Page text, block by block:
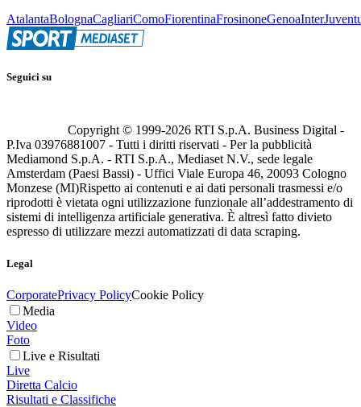
AtalantaBolognaCagliariComoFiorentinaFrosinoneGenoaInter
Seguici su
Copyright © 1999-2026 RTI S.p.A. Business Digital -
P.Iva 03976881007 - Tutti i diritti riservati - Per la pubblicità
Mediamond S.p.A. - RTI S.p.A., Mediaset N.V., sede legale
Amsterdam (Paesi Bassi) - Uffici Viale Europa 46, 20093 Cologno
Monzese (MI)Rispetto ai contenuti e ai dati personali trasmessi e/o
riprodotti è vietata ogni utilizzazione funzionale all’addestramento di
sistemi di intelligenza artificiale generativa. È altresì fatto divieto
espresso di utilizzare mezzi automatizzati di data scraping.
Legal
CorporatePrivacy PolicyCookie Policy
Media
Video
Foto
Live e Risultati
Live
Diretta Calcio
Risultati e Classifiche